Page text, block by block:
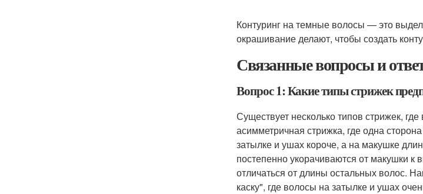
Контуринг на темные волосы — это
окрашивание делают, чтобы создать
Связанные вопросы и
Вопрос 1: Какие типы стрижек
Существует несколько типов стрижек,
асимметричная стрижка, где одна
затылке и ушах короче, а на макушке
постепенно укорачиваются от макушки к
отличаться от длины остальных волос.
каску", где волосы на затылке и ушах